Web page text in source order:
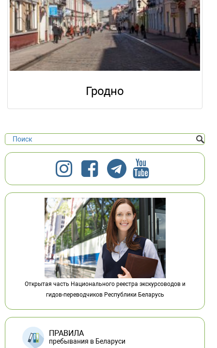
Гродно
Открытая часть Национального реестра экскурсоводов и
гидов-переводчиков Республики Беларусь
ПРАВИЛА
пребывания в Беларуси